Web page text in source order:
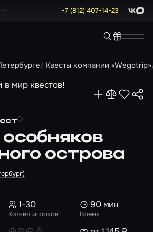
+7 (812) 407-14-23 Max
Квесты компании «Wegotrip»
острова
Кол-во игроков
1-30
Время
90 мин